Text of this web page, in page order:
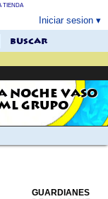
TIENDA
Iniciar sesion
buscar
NOCHE VASO
GRUPO
GUARDIANES